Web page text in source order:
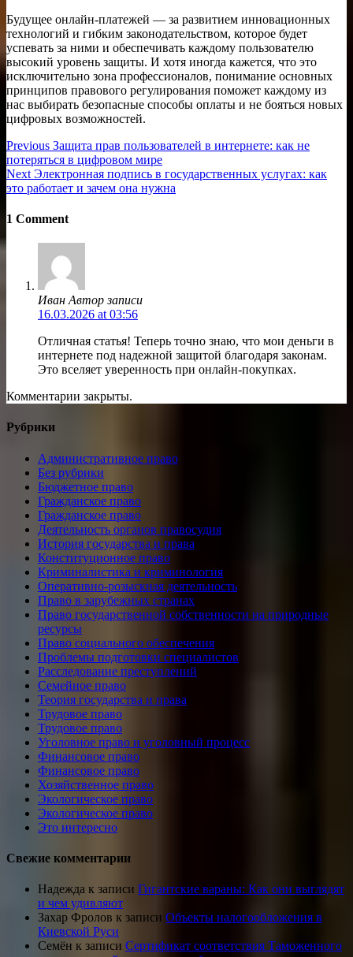
Будущее онлайн-платежей — за развитием инновационных
технологий и гибким законодательством, которое будет
успевать за ними и обеспечивать каждому пользователю
высокий уровень защиты. И хотя иногда кажется, что это
исключительно зона профессионалов, понимание основных
принципов правового регулирования поможет каждому из
нас выбирать безопасные способы оплаты и не бояться новых
цифровых возможностей.
Навигация
по
записям
Previous Previous
post:
Защита прав пользователей в интернете: как не
потеряться в цифровом мире
Next Next
post:
Электронная подпись в государственных услугах: как
это работает и зачем она нужна
1 Comment
Иван Автор записи
16.03.2026 at 03:56
Отличная статья! Теперь точно знаю, что мои деньги в
интернете под надежной защитой благодаря законам.
Это вселяет уверенность при онлайн-покупках.
Комментарии закрыты.
Рубрики
Административное право
Без рубрики
Бюджетное право
Гражданское право
Гражданское право
Деятельность органов правосудия
История государства и права
Конституционное право
Криминалистика и криминология
Оперативно-розыскная деятельность
Право в зарубежных странах
Право государственной собственности на природные
ресурсы
Право социального обеспечения
Проблемы подготовки специалистов
Расследование преступлений
Семейное право
Теория государства и права
Трудовое право
Трудовое право
Уголовное право и уголовный процесс
Финансовое право
Финансовое право
Хозяйственное право
Экологическое право
Экологическое право
Это интересно
Свежие комментарии
Надежда к записи Гигантские вараны: Как они выглядят
и чем удивляют
Захар Фролов к записи Объекты налогообложения в
Киевской Руси
Семён к записи Сертификат соответствия Таможенного